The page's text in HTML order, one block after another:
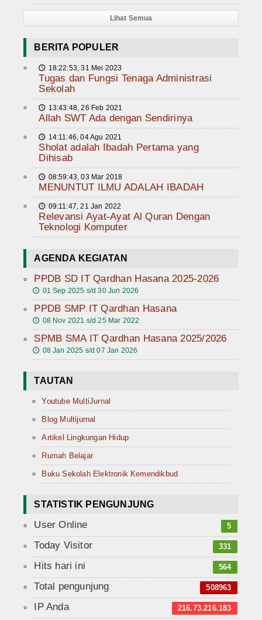
Lihat Semua
BERITA POPULER
🕔 18:22:53, 31 Mei 2023
Tugas dan Fungsi Tenaga Administrasi
Sekolah
🕔 13:43:48, 26 Feb 2021
Allah SWT Ada dengan Sendirinya
🕔 14:11:46, 04 Agu 2021
Sholat adalah Ibadah Pertama yang
Dihisab
🕔 08:59:43, 03 Mar 2018
MENUNTUT ILMU ADALAH IBADAH
🕔 09:11:47, 21 Jan 2022
Relevansi Ayat-Ayat Al Quran Dengan
Teknologi Komputer
AGENDA KEGIATAN
PPDB SD IT Qardhan Hasana 2025-2026
🕔 01 Sep 2025 s/d 30 Jun 2026
PPDB SMP IT Qardhan Hasana
🕔 08 Nov 2021 s/d 25 Mar 2022
SPMB SMA IT Qardhan Hasana 2025/2026
🕔 08 Jan 2025 s/d 07 Jan 2026
TAUTAN
Youtube MultiJurnal
Blog Multijurnal
Artikel Lingkungan Hidup
Rumah Belajar
Buku Sekolah Elektronik Kemendikbud
STATISTIK PENGUNJUNG
User Online 5
Today Visitor 331
Hits hari ini 564
Total pengunjung 508963
IP Anda 216.73.216.183